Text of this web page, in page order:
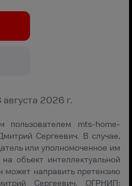
2026 г.
mts-home-
Сергеевич. В случае,
или уполномоченное им
объект интеллектуальной
может направить претензию
Сергеевич, ОГРНИП: